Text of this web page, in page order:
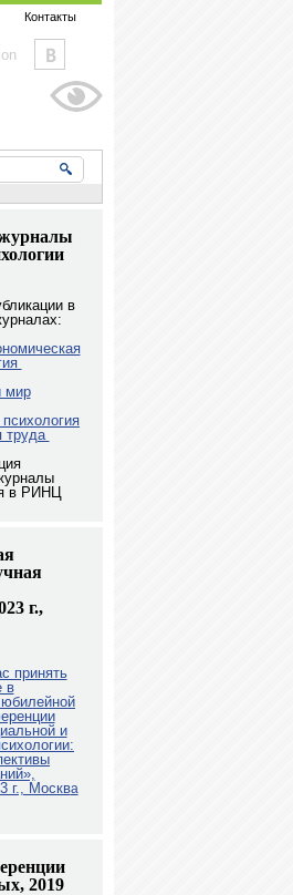
Контакты
в
мир
труда
в РИНЦ
г.,
принять
в
и
г., Москва
2019